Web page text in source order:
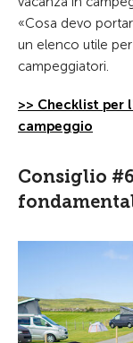
«Cosa devo
un elenco utile
campeggiatori.
>> Checklist per
campeggio
Consiglio